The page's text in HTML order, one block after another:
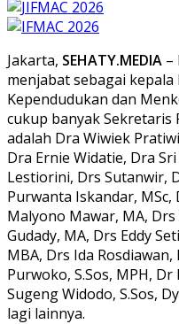
Jakarta, SEHATY.MEDIA –
menjabat sebagai kepala
Kependudukan dan
cukup banyak Sekretaris
adalah Dra Wiwiek
Dra Ernie Widatie, Dra
Lestiorini, Drs Sutanwir,
Purwanta Iskandar, MSc,
Malyono Mawar, MA,
Gudady, MA, Drs Eddy
MBA, Drs Ida
Purwoko, S.Sos, MPH,
Sugeng Widodo, S.Sos,
lagi lainnya.